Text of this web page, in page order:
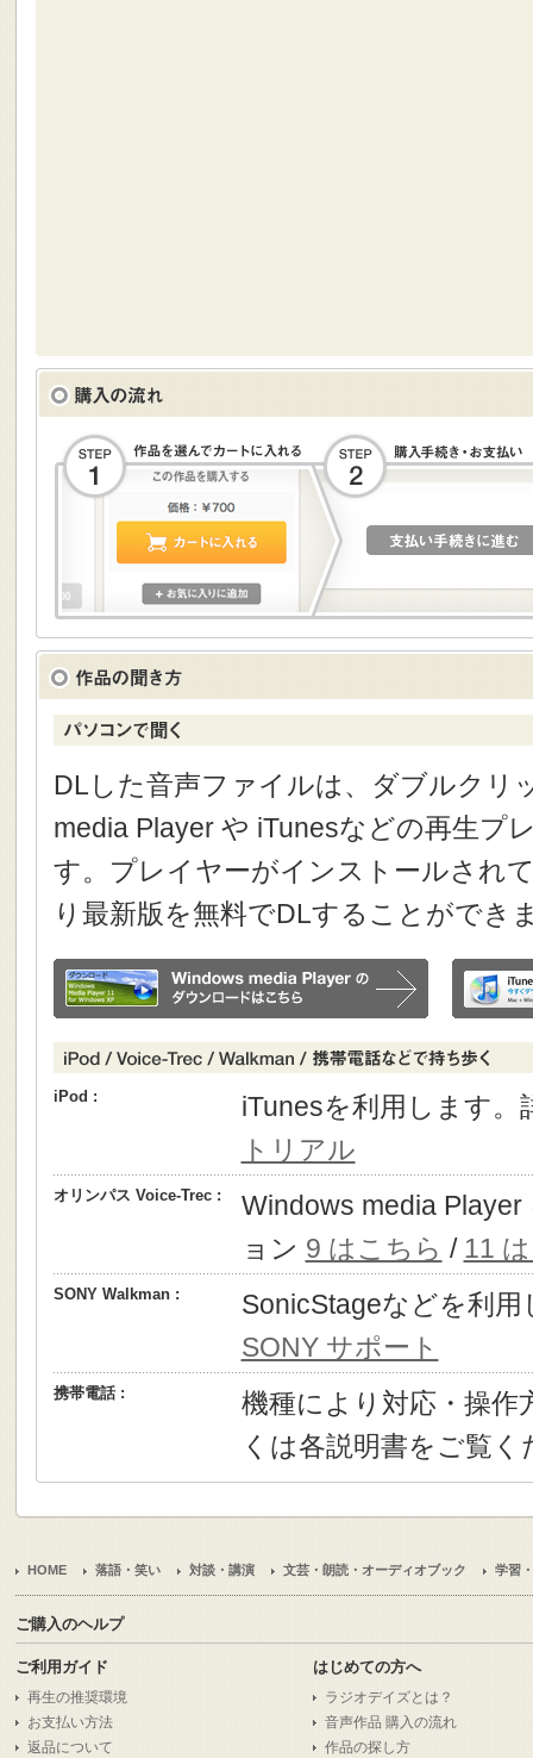
DLした音声ファイルは、ダブルクリ
media Player や iTunesなどの再生プ
す。プレイヤーがインストールされ
り最新版を無料でDLすることができ
iPod :
iTunesを利用します
トリアル
オリンパス Voice-Trec :
Windows media
ョン 9 はこちら / 11
SONY Walkman :
SonicStageなどを利
SONY サポート
携帯電話 :
機種により対応・操作
くは各説明書をご覧く
HOME 落語・笑い 対談・講演 文芸・朗読・オーディオブック 学習
ご購入のヘルプ
ご利用ガイド
再生の推奨環境
お支払い方法
返品について
はじめての方へ
ラジオデイズとは？
音声作品 購入の流れ
作品の探し方